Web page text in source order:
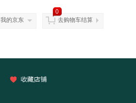
我的京东
0
去购物车结算